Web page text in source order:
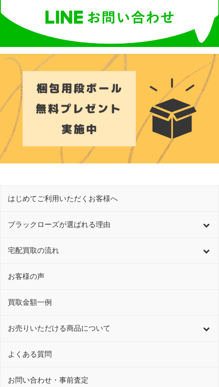
はじめてご利用いただくお客様へ
ブラックローズが選ばれる理由
宅配買取の流れ
お客様の声
買取金額一例
お売りいただける商品について
よくある質問
お問い合わせ・事前査定